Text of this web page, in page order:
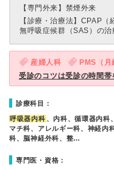
【専門外来】 禁煙外来
【診療・治療法】 CPAP（
無呼吸症候群（SAS）の
産婦人科 PMS（月
受診のコツは受診の時間帯
診療科目：
呼吸器内科 、内科、循環器内科
マチ科、アレルギー科、神経内
科、脳神経外科、整…
専門医・資格：